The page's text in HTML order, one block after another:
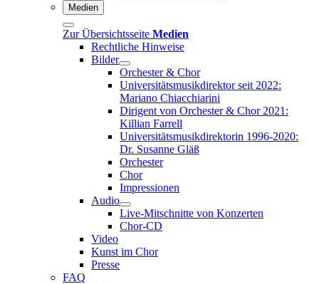
Medien
Zur Übersichtsseite Medien
Rechtliche Hinweise
Bilder
Orchester & Chor
Universitätsmusikdirektor seit 2022:
Mariano Chiacchiarini
Dirigent von Orchester & Chor 2021:
Killian Farrell
Universitätsmusikdirektorin 1996-2020:
Dr. Susanne Gläß
Orchester
Chor
Impressionen
Audio
Live-Mitschnitte von Konzerten
Chor-CD
Video
Kunst im Chor
Presse
FAQ